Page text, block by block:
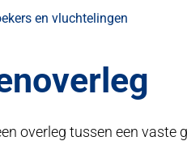
en vluchtelingen
overleg tussen een vaste